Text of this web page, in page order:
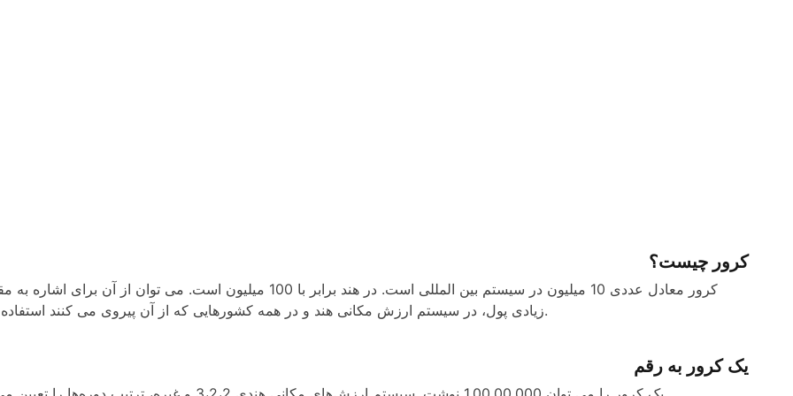
کرور چیست؟
کرور معادل عددی 10 میلیون در سیستم بین المللی است. در هند برابر با 100 میلیون است. می توان از آن برای اشاره
زیادی پول، در سیستم ارزش مکانی هند و در همه کشورهایی که از آن پیروی می کنند استفاده کرد.
یک کرور به رقم